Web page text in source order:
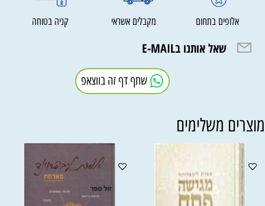
אלופים בתחום מקבלים אשראי קניה בטוחה
שאל אותנו בE-MAIL
שתף דף זה בווצאפ
משלימים